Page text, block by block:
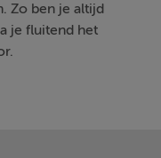
Zo ben je altijd
je fluitend het